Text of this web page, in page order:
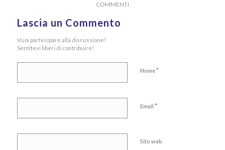
COMMENTI
Lascia un Commento
Vuoi partecipare alla discussione?
Sentitevi liberi di contribuire!
Nome*
Email *
Sito web